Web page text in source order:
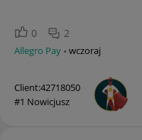
0 2
Allegro Pay wczoraj
Client:42718050
#1 Nowicjusz